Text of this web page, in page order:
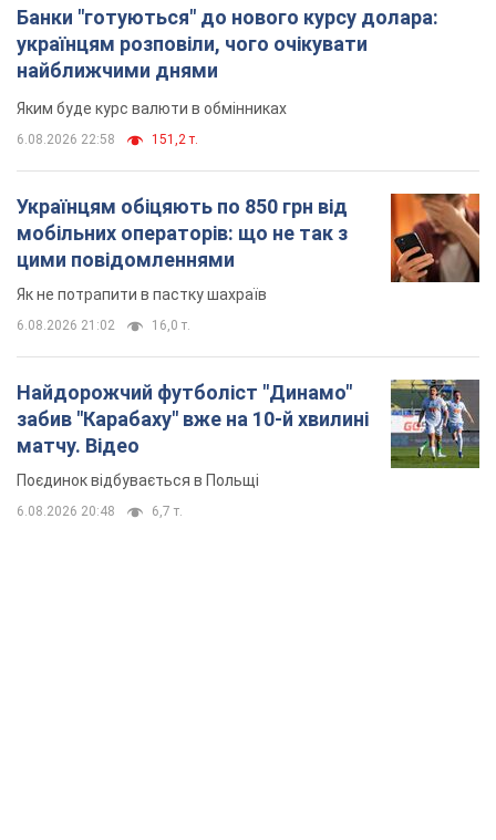
мобільних операторів: що не так з
цими повідомленнями
Як не потрапити в пастку шахраїв
6.08.2026 21:02 16,0 т.
Найдорожчий футболіст "Динамо"
забив "Карабаху" вже на 10-й хвилині
матчу. Відео
Поєдинок відбувається в Польщі
6.08.2026 20:48 6,7 т.